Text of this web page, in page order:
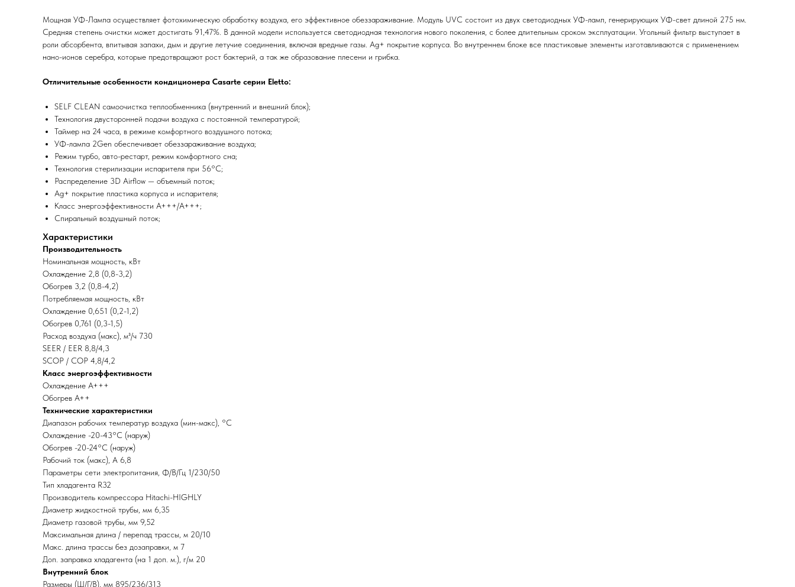
Мощная УФ-Лампа осуществляет фотохимическую обработку воздуха, его эффективное обеззараживание. Модуль UVC состоит из двух светодиодных УФ-ламп, генерирующих УФ-свет длиной 275 нм.
Средняя степень очистки может достигать 91,47%. В данной модели используется светодиодная технология нового поколения, с более длительным сроком эксплуатации. Угольный фильтр выступает в
роли абсорбента, впитывая запахи, дым и другие летучие соединения, включая вредные газы. Ag+ покрытие корпуса. Во внутреннем блоке все пластиковые элементы изготавливаются с применением
нано-ионов серебра, которые предотвращают рост бактерий, а так же образование плесени и грибка.
Отличительные особенности кондиционера Casarte серии Eletto:
SELF CLEAN самоочистка теплообменника (внутренний и внешний блок);
Технология двусторонней подачи воздуха с постоянной температурой;
Таймер на 24 часа, в режиме комфортного воздушного потока;
УФ-лампа 2Gen обеспечивает обеззараживание воздуха;
Режим турбо, авто-рестарт, режим комфортного сна;
Технология стерилизации испарителя при 56°С;
Распределение 3D Airflow — объемный поток;
Ag+ покрытие пластика корпуса и испарителя;
Класс энергоэффективности А+++/A+++;
Спиральный воздушный поток;
Характеристики
Производительность
Номинальная мощность, кВт
Охлаждение 2,8 (0,8-3,2)
Обогрев 3,2 (0,8-4,2)
Потребляемая мощность, кВт
Охлаждение 0,651 (0,2-1,2)
Обогрев 0,761 (0,3-1,5)
Расход воздуха (макс), м³/ч 730
SEER / EER 8,8/4,3
SCOP / COP 4,8/4,2
Класс энергоэффективности
Охлаждение A+++
Обогрев A++
Технические характеристики
Диапазон рабочих температур воздуха (мин-макс), °C
Охлаждение -20-43°C (наруж)
Обогрев -20-24°C (наруж)
Рабочий ток (макс), A 6,8
Параметры сети электропитания, Ф/В/Гц 1/230/50
Тип хладагента R32
Производитель компрессора Hitachi-HIGHLY
Диаметр жидкостной трубы, мм 6,35
Диаметр газовой трубы, мм 9,52
Максимальная длина / перепад трассы, м 20/10
Макс. длина трассы без дозаправки, м 7
Доп. заправка хладагента (на 1 доп. м.), г/м 20
Внутренний блок
Размеры (Ш/Г/В), мм 895/236/313